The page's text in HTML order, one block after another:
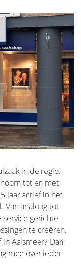
in de regio.
tot en met
jaar actief in het
Van analoog tot
service gerichte
te creëren.
Aalsmeer? Dan
mee over ieder